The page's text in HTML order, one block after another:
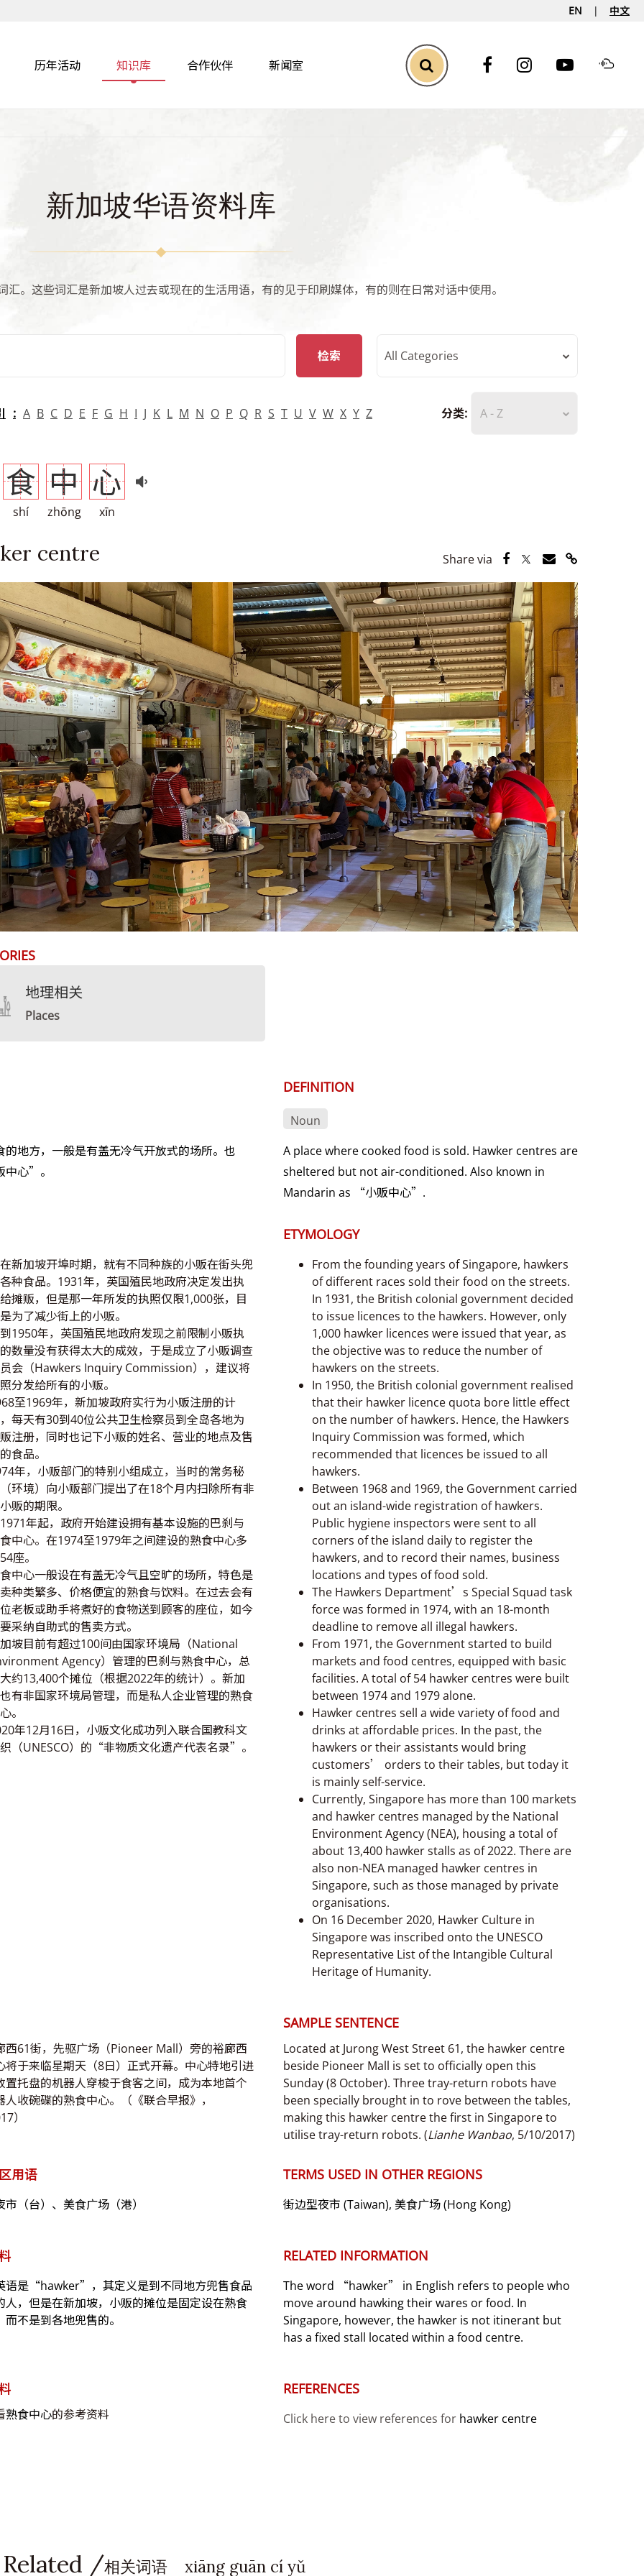
EN 中文
历年活动 知识库 合作伙伴 新闻室 Toggle Search
新加坡华语资料库
。这些词汇是新加坡人过去或现在的生活用语，有的见于印刷媒体，有的则在日常对话中使用。
检索
All Categories
A B C D E F G H I J K L M N O P Q R S T U V W X Y Z 分类: A - Z
食
shí
中
zhōng
心
xīn
centre Share via Share via Facebook
Share via Twitter
Share via Email
Share via
地理相关
Places
的地方，一般是有盖无冷气开放式的场所。也
心”。
DEFINITION
Noun
A place where cooked food is sold. Hawker centres are
sheltered but not air-conditioned. Also known in
Mandarin as “小贩中心”.
新加坡开埠时期，就有不同种族的小贩在街头兜
种食品。1931年，英国殖民地政府决定发出执
摊贩，但是那一年所发的执照仅限1,000张，目
为了减少街上的小贩。
1950年，英国殖民地政府发现之前限制小贩执
数量没有获得太大的成效，于是成立了小贩调查
会（Hawkers Inquiry Commission），建议将
分发给所有的小贩。
至1969年，新加坡政府实行为小贩注册的计
每天有30到40位公共卫生检察员到全岛各地为
注册，同时也记下小贩的姓名、营业的地点及售
食品。
年，小贩部门的特别小组成立，当时的常务秘
环境）向小贩部门提出了在18个月内扫除所有非
贩的期限。
年起，政府开始建设拥有基本设施的巴刹与
中心。在1974至1979年之间建设的熟食中心多
座。
中心一般设在有盖无冷气且空旷的场所，特色是
种类繁多、价格便宜的熟食与饮料。在过去会有
老板或助手将煮好的食物送到顾客的座位，如今
采纳自助式的售卖方式。
坡目前有超过100间由国家环境局（National
Agency）管理的巴刹与熟食中心，总
约13,400个摊位（根据2022年的统计）。新加
有非国家环境局管理，而是私人企业管理的熟食
。
年12月16日，小贩文化成功列入联合国教科文
（UNESCO）的“非物质文化遗产代表名录”。
ETYMOLOGY
From the founding years of Singapore, hawkers
of different races sold their food on the streets.
In 1931, the British colonial government decided
to issue licences to the hawkers. However, only
1,000 hawker licences were issued that year, as
the objective was to reduce the number of
hawkers on the streets.
In 1950, the British colonial government realised
that their hawker licence quota bore little effect
on the number of hawkers. Hence, the Hawkers
Inquiry Commission was formed, which
recommended that licences be issued to all
hawkers.
Between 1968 and 1969, the Government carried
out an island-wide registration of hawkers.
Public hygiene inspectors were sent to all
corners of the island daily to register the
hawkers, and to record their names, business
locations and types of food sold.
The Hawkers Department’s Special Squad task
force was formed in 1974, with an 18-month
deadline to remove all illegal hawkers.
From 1971, the Government started to build
markets and food centres, equipped with basic
facilities. A total of 54 hawker centres were built
between 1974 and 1979 alone.
Hawker centres sell a wide variety of food and
drinks at affordable prices. In the past, the
hawkers or their assistants would bring
customers’ orders to their tables, but today it
is mainly self-service.
Currently, Singapore has more than 100 markets
and hawker centres managed by the National
Environment Agency (NEA), housing a total of
about 13,400 hawker stalls as of 2022. There are
also non-NEA managed hawker centres in
Singapore, such as those managed by private
organisations.
On 16 December 2020, Hawker Culture in
Singapore was inscribed onto the UNESCO
Representative List of the Intangible Cultural
Heritage of Humanity.
西61街，先驱广场（Pioneer Mall）旁的裕廊西
将于来临星期天（8日）正式开幕。中心特地引进
置托盘的机器人穿梭于食客之间，成为本地首个
人收碗碟的熟食中心。（《联合早报》，
）
SAMPLE SENTENCE
Located at Jurong West Street 61, the hawker centre
beside Pioneer Mall is set to officially open this
Sunday (8 October). Three tray-return robots have
been specially brought in to rove between the tables,
making this hawker centre the first in Singapore to
utilise tray-return robots. (Lianhe Wanbao, 5/10/2017)
用语
市（台）、美食广场（港）
TERMS USED IN OTHER REGIONS
街边型夜市 (Taiwan), 美食广场 (Hong Kong)
语是“hawker”，其定义是到不同地方兜售食品
人，但是在新加坡，小贩的摊位是固定设在熟食
而不是到各地兜售的。
RELATED INFORMATION
The word “hawker” in English refers to people who
move around hawking their wares or food. In
Singapore, however, the hawker is not itinerant but
has a fixed stall located within a food centre.
熟食中心的参考资料
REFERENCES
Click here to view references for hawker centre
Related /相关词语 xiāng guān cí yǔ